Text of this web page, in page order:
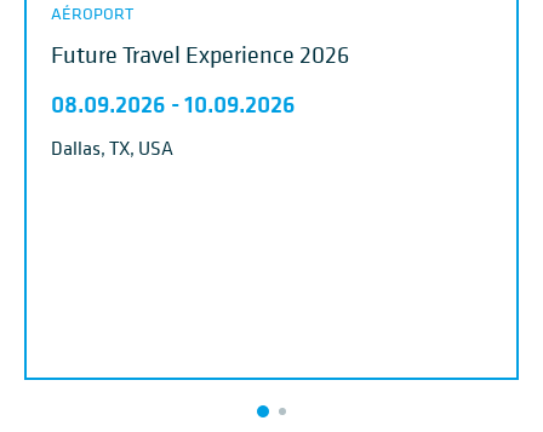
AÉROPORT
Future Travel Experience 2026
08.09.2026 -10.09.2026
Dallas, TX, USA